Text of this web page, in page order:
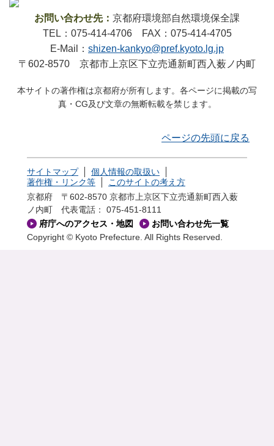
お問い合わせ先： 京都府環境部自然環境保全課
TEL：075-414-4706 FAX：075-414-4705
E-Mail： shizen-kankyo@pref.kyoto.lg.jp
〒602-8570 京都市上京区下立売通新町西入薮ノ内町
本サイトの著作権は京都府が所有します。各ページに掲載の写
真・CG及び文章の無断転載を禁じます。
ページの先頭に戻る
サイトマップ
個人情報の取扱い
著作権・リンク等
このサイトの考え方
京都府 〒602-8570 京都市上京区下立売通新町西入薮
ノ内町
代表電話： 075-451-8111
府庁へのアクセス・地図
お問い合わせ先一覧
Copyright © Kyoto Prefecture. All Rights Reserved.